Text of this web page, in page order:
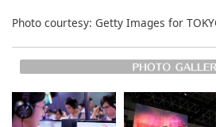
Photo courtesy: Getty Images for